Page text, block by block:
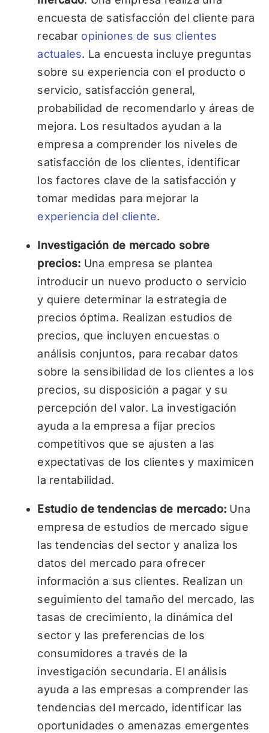
encuesta de satisfacción del cliente para
recabar opiniones de sus clientes
actuales. La encuesta incluye preguntas
sobre su experiencia con el producto o
servicio, satisfacción general,
probabilidad de recomendarlo y áreas de
mejora. Los resultados ayudan a la
empresa a comprender los niveles de
satisfacción de los clientes, identificar
los factores clave de la satisfacción y
tomar medidas para mejorar la
experiencia del cliente.
Investigación de mercado sobre
precios: Una empresa se plantea
introducir un nuevo producto o servicio
y quiere determinar la estrategia de
precios óptima. Realizan estudios de
precios, que incluyen encuestas o
análisis conjuntos, para recabar datos
sobre la sensibilidad de los clientes a los
precios, su disposición a pagar y su
percepción del valor. La investigación
ayuda a la empresa a fijar precios
competitivos que se ajusten a las
expectativas de los clientes y maximicen
la rentabilidad.
Estudio de tendencias de mercado: Una
empresa de estudios de mercado sigue
las tendencias del sector y analiza los
datos del mercado para ofrecer
información a sus clientes. Realizan un
seguimiento del tamaño del mercado, las
tasas de crecimiento, la dinámica del
sector y las preferencias de los
consumidores a través de la
investigación secundaria. El análisis
ayuda a las empresas a comprender las
tendencias del mercado, identificar las
oportunidades o amenazas emergentes